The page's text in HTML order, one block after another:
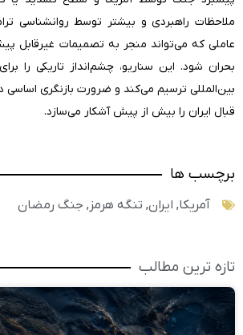
ملاحظات راهبردی و بیشتر توسط روانشناسی
عاملی که می‌تواند منجر به تصمیمات غیرقابل
بحران شود. این سناریو، چشم‌انداز تاریکی را
بین‌المللی ترسیم می‌کند و ضرورت بازنگری اساسی
قبال ایران را بیش از پیش آشکار می‌سازد.
برچسب ها
آمریکا, ایران, تنگه هرمز , جنگ رمضان
تازه ترین مطالب